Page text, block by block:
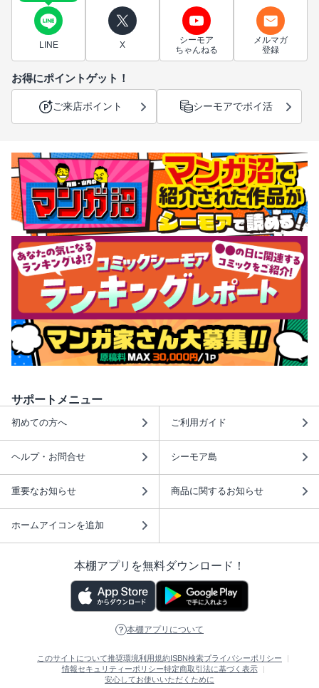
LINE X
シーモア
ちゃんねる
メルマガ
登録
お得にポイントゲット！
ご来店ポイント シーモアでポイ活
サポートメニュー
初めての方へ ご利用ガイド
ヘルプ・お問合せ シーモア島
重要なお知らせ 商品に関するお知らせ
ホームアイコンを追加
本棚アプリを無料ダウンロード！
本棚アプリについて
このサイトについて推奨環境利用規約ISBN検索プライバシーポリシー
情報セキュリティーポリシー特定商取引法に基づく表示
安心してお使いいただくために